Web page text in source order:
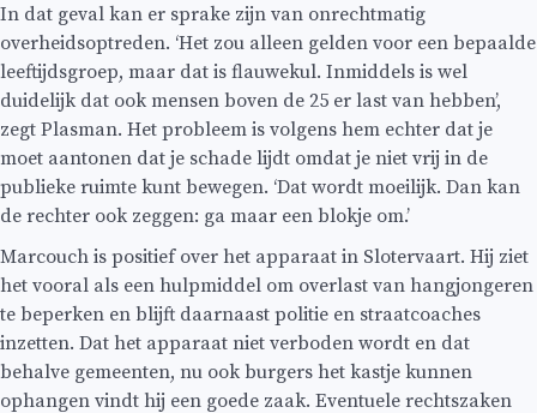
In dat geval kan er sprake zijn van onrechtmatig
overheidsoptreden. ‘Het zou alleen gelden voor een bepaalde
leeftijdsgroep, maar dat is flauwekul. Inmiddels is wel
duidelijk dat ook mensen boven de 25 er last van hebben’,
zegt Plasman. Het probleem is volgens hem echter dat je
moet aantonen dat je schade lijdt omdat je niet vrij in de
publieke ruimte kunt bewegen. ‘Dat wordt moeilijk. Dan kan
de rechter ook zeggen: ga maar een blokje om.’
Marcouch is positief over het apparaat in Slotervaart. Hij ziet
het vooral als een hulpmiddel om overlast van hangjongeren
te beperken en blijft daarnaast politie en straatcoaches
inzetten. Dat het apparaat niet verboden wordt en dat
behalve gemeenten, nu ook burgers het kastje kunnen
ophangen vindt hij een goede zaak. Eventuele rechtszaken